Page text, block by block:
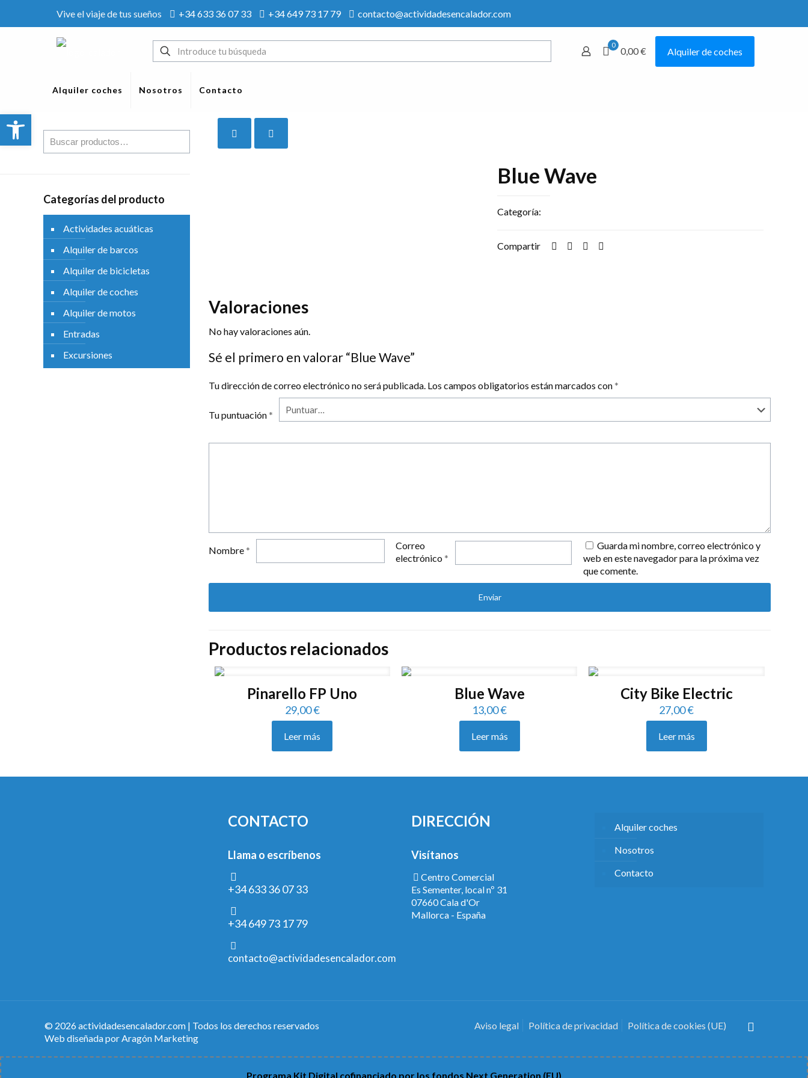
Vive el viaje de tus sueños +34 633 36 07 33 +34 649 73 17 79 contacto@actividadesencalador.com
0
0,00 € Alquiler de coches
Alquiler coches Nosotros Contacto
Blue Wave
Categoría:
Compartir
Valoraciones
No hay valoraciones aún.
Sé el primero en valorar “Blue Wave”
Tu dirección de correo electrónico no será publicada. Los campos obligatorios están marcados con*
Tu puntuación*
Nombre*
Correo
electrónico*
Guarda mi nombre, correo electrónico y
web en este navegador para la próxima vez
que comente.
Productos relacionados
Pinarello FP Uno
29,00€
Leer más
Blue Wave
13,00€
Leer más
City Bike Electric
27,00€
Leer más
Categorías del producto
Actividades acuáticas
Alquiler de barcos
Alquiler de bicicletas
Alquiler de coches
Alquiler de motos
Entradas
Excursiones
CONTACTO
Llama o escríbenos
+34 633 36 07 33
+34 649 73 17 79
contacto@actividadesencalador.com
DIRECCIÓN
Visítanos
Centro Comercial
Es Sementer, local nº 31
07660 Cala d'Or
Mallorca - España
Alquiler coches
Nosotros
Contacto
© 2026 actividadesencalador.com | Todos los derechos reservados
Web diseñada porAragón Marketing
Aviso legal Política de privacidad Política de cookies (UE)
Programa Kit Digital cofinanciado por los fondos Next Generation (EU)
Abrir barra de herramientas